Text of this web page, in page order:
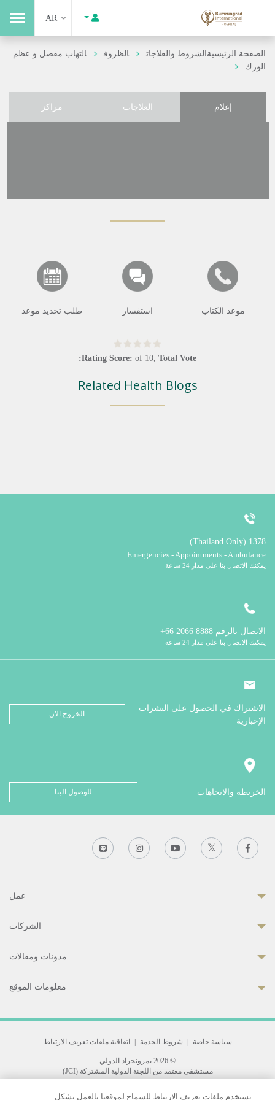
AR
الصفحة الرئيسيةالشروط والعلاجات الظروف
التهاب مفصل و عظم
الورك
إعلام العلاجات مراكز
موعد الكتاب استفسار طلب تحديد موعد
Rating Score: of 10, Total Vote:
Related Health Blogs
1378 (Thailand Only)
Emergencies - Appointments - Ambulance
يمكنك الاتصال بنا على مدار 24 ساعة
الاتصال بالرقم
يمكنك الاتصال بنا على مدار 24 ساعة
الاشتراك في الحصول على النشرات
الإخبارية
الخروج الان
الخريطة والاتجاهات للوصول الينا
عمل
الشركات
مدونات ومقالات
معلومات الموقع
سياسة خاصة شروط الخدمة اتفاقية ملفات تعريف الارتباط
© 2026 بمرونجراد الدولي
مستشفى معتمد من اللجنة الدولية المشتركة (JCI)
33 Sukhumvit 3, Wattana, Bangkok 10110 Thailand.
نستخدم ملفات تعريف الارتباط للسماح لموقعنا بالعمل بشكل